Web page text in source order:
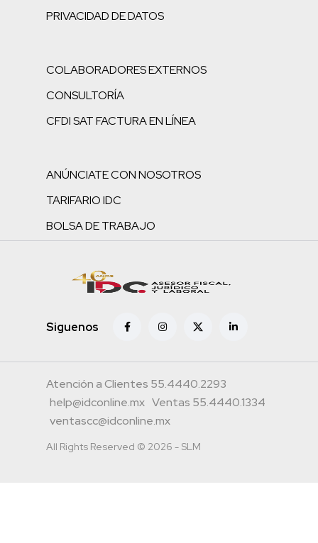
PRIVACIDAD DE DATOS
COLABORADORES EXTERNOS
CONSULTORÍA
CFDI SAT FACTURA EN LÍNEA
ANÚNCIATE CON NOSOTROS
TARIFARIO IDC
BOLSA DE TRABAJO
Siguenos
Atención a Clientes 55.4440.2293
help@idconline.mx Ventas 55.4440.1334
ventascc@idconline.mx
All Rights Reserved © 2026 - SLM